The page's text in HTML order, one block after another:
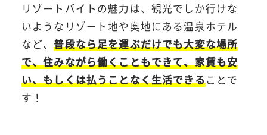
リゾートバイトの魅力は、観光でしか行けな
いようなリゾート地や奥地にある温泉ホテル
など、普段なら足を運ぶだけでも大変な場所
で、住みながら働くこともできて、家賃も安
い、もしくは払うことなく生活できることで
す！